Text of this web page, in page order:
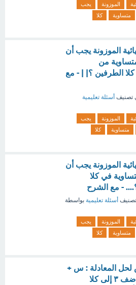
الموزونة
يجب
متساوية
كلا
الموزونة يجب أن
من
الطرفين ؟| | - مع
تصنيف أسئلة تعليمية
الموزونة
يجب
متساوية
كلا
الموزونة يجب أن
في كلا
- مع الشرح
أسئلة تعليمية بواسطة
الموزونة
يجب
متساوية
كلا
لحل المعادلة : س +
٣ = ۷ هي : أ) أضف ٣ إلى كلا